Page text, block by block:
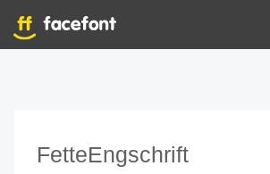
FetteEngschrift